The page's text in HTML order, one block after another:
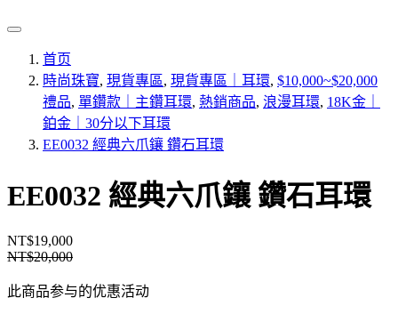
首页
時尚珠寶, 現貨專區, 現貨專區｜耳環, $10,000~$20,000
禮品, 單鑽款｜主鑽耳環, 熱銷商品, 浪漫耳環, 18K金｜
鉑金｜30分以下耳環
EE0032 經典六爪鑲 鑽石耳環
EE0032 經典六爪鑲 鑽石耳環
NT$19,000
NT$20,000
此商品参与的优惠活动